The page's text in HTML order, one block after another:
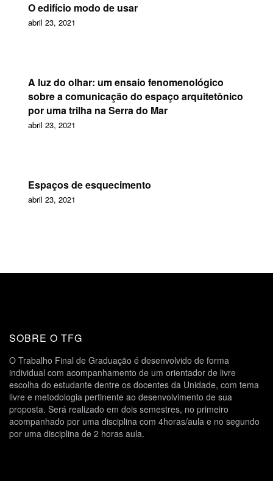
O edifício modo de usar
abril 23, 2021
A luz do olhar: um ensaio fenomenológico
sobre a comunicação do espaço arquitetônico
por uma trilha na Serra do Mar
abril 23, 2021
Espaços de esquecimento
abril 23, 2021
SOBRE O TFG
O Trabalho Final de Graduação é desenvolvido de forma
individual com acompanhamento de um orientador de livre
escolha do estudante dentre os docentes da Unidade, com tema
livre e metodologia pertinente ao desenvolvimento de sua
proposta. Será realizado em dois semestres, no primeiro
acompanhado por uma disciplina com 4horas/aula e no segundo
por uma disciplina de 2 horas aula.